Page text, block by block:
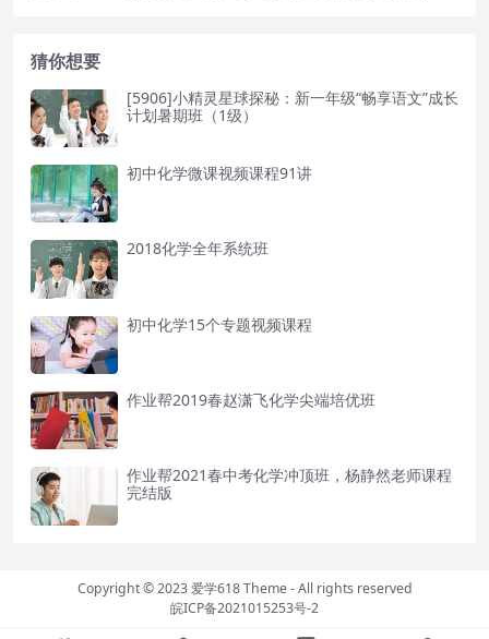
猜你想要
[5906]小精灵星球探秘：新一年级“畅享语文”成长
计划暑期班（1级）
初中化学微课视频课程91讲
2018化学全年系统班
初中化学15个专题视频课程
作业帮2019春赵潇飞化学尖端培优班
作业帮2021春中考化学冲顶班，杨静然老师课程
完结版
Copyright © 2023爱学618 Theme- All rights reserved
皖ICP备2021015253号-2